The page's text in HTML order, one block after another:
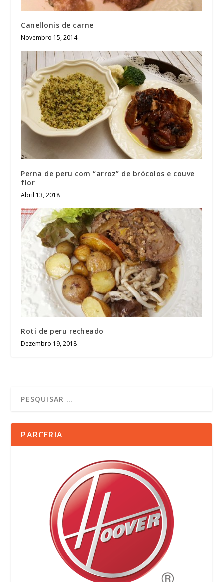
Canellonis de carne
Novembro 15, 2014
Perna de peru com “arroz” de brócolos e couve
flor
Abril 13, 2018
Roti de peru recheado
Dezembro 19, 2018
PARCERIA